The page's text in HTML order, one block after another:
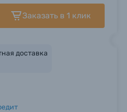
Заказать в 1 клик
доставка